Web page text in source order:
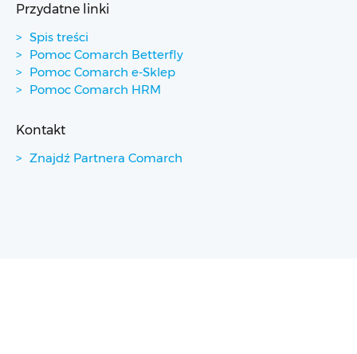
Przydatne linki
Spis treści
Pomoc Comarch Betterfly
Pomoc Comarch e-Sklep
Pomoc Comarch HRM
Kontakt
Znajdź Partnera Comarch